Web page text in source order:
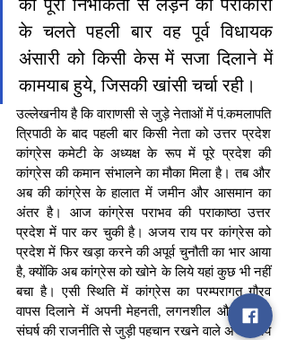
को पूरी निर्भीकता से लड़ने की पैरोकारी
के चलते पहली बार वह पूर्व विधायक
अंसारी को किसी केस में सजा दिलाने में
कामयाब हुये, जिसकी खांसी चर्चा रही।
उल्लेखनीय है कि वाराणसी से जुड़े नेताओं में पं.कमलापति
त्रिपाठी के बाद पहली बार किसी नेता को उत्तर प्रदेश
कांग्रेस कमेटी के अध्यक्ष के रूप में पूरे प्रदेश की
कांग्रेस की कमान संभालने का मौका मिला है। तब और
अब की कांग्रेस के हालात में जमीन और आसमान का
अंतर है। आज कांग्रेस पराभव की पराकाष्ठा उत्तर
प्रदेश में पार कर चुकी है। अजय राय पर कांग्रेस को
प्रदेश में फिर खड़ा करने की अपूर्व चुनौती का भार आया
है, क्योंकि अब कांग्रेस को खोने के लिये यहां कुछ भी नहीं
बचा है। एसी स्थिति में कांग्रेस का परम्परागत गौरव
वापस दिलाने में अपनी मेहनती, लगनशील और जमीनी
संघर्ष की राजनीति से जुड़ी पहचान रखने वाले अजय राय